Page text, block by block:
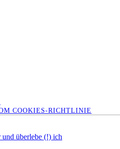
COOKIES-RICHTLINIE